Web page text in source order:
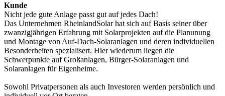
Kunde
Nicht jede gute Anlage passt gut auf jedes Dach!
Das Unternehmen RheinlandSolar hat sich auf Basis seiner über
zwanzigjährigen Erfahrung mit Solarprojekten auf die Planunung
und Montage von Auf-Dach-Solaranlagen und deren individuellen
Besonderheiten spezialisert. Hier wiederum liegen die
Schwerpunkte auf Großanlagen, Bürger-Solaranlagen und
Solaranlagen für Eigenheime.
Sowohl Privatpersonen als auch Investoren werden persönlich und